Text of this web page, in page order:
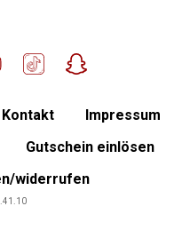
Kontakt
Impressum
Gutschein einlösen
widerrufen